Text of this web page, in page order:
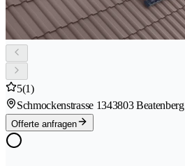
5(1)
Schmockenstrasse 1343803 Beatenberg
Offerte anfragen